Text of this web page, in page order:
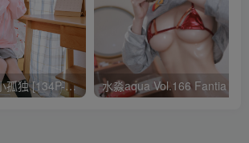
日奈娇 Vol.079 小孤独 [134P-1.84GB]